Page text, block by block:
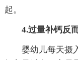
起。
4.过量补钙反
婴幼儿每天摄